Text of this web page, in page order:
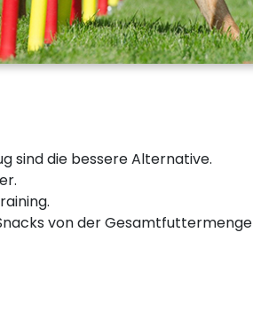
sind die bessere Alternative.
von der Gesamtfuttermenge